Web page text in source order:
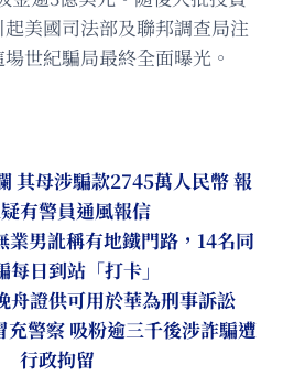
美國司法部及聯邦調查局注
世紀騙局最終全面曝光。
其母涉騙款2745萬人民幣 報
有警員通風報信
業男訛稱有地鐵門路，14名同
每日到站「打卡」
舟證供可用於華為刑事訴訟
充警察 吸粉逾三千後涉詐騙遭
行政拘留